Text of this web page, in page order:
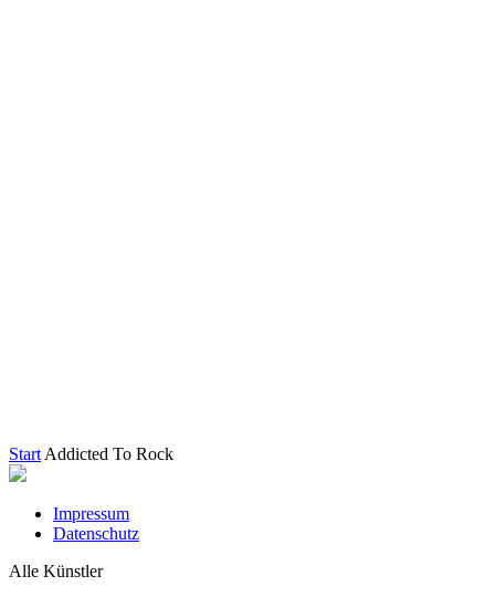
Start Addicted To Rock
Impressum
Datenschutz
Alle Künstler